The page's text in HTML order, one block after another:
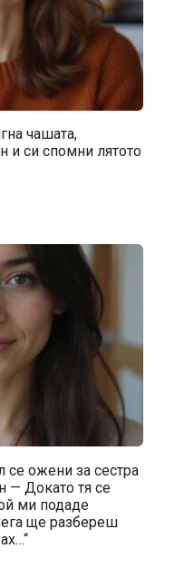
чашата,
и си спомни лятото
се ожени за сестра
— Докато тя се
ми подаде
ще разбереш